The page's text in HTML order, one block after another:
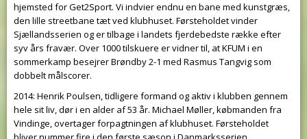
hjemsted for Get2Sport. Vi indvier endnu en bane med kunstgræs,
den lille streetbane tæt ved klubhuset. Førsteholdet vinder
Sjællandsserien og er tilbage i landets fjerdebedste række efter
syv års fravær. Over 1000 tilskuere er vidner til, at KFUM i en
sommerkamp besejrer Brøndby 2-1 med Rasmus Tangvig som
dobbelt målscorer.
2014: Henrik Poulsen, tidligere formand og aktiv i klubben gennem
hele sit liv, dør i en alder af 53 år. Michael Møller, købmanden fra
Vindinge, overtager forpagtningen af ​​klubhuset. Førsteholdet